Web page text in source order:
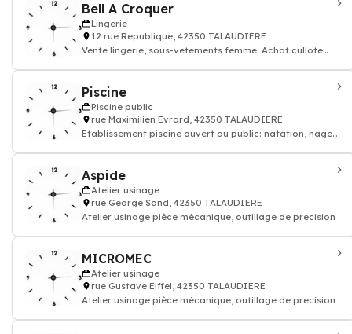
Bell A Croquer
Lingerie
12 rue Republique, 42350 TALAUDIERE
Vente lingerie, sous-vetements femme. Achat cullote
Piscine
Piscine public
rue Maximilien Evrard, 42350 TALAUDIERE
Etablissement piscine ouvert au public: natation, nage
Aspide
Atelier usinage
rue George Sand, 42350 TALAUDIERE
Atelier usinage pièce mécanique, outillage de precision
MICROMEC
Atelier usinage
rue Gustave Eiffel, 42350 TALAUDIERE
Atelier usinage pièce mécanique, outillage de precision